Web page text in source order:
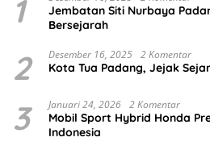
1
Jembatan Siti Nurbaya
Bersejarah
2 Desember 16, 2025 2 Komentar
Kota Tua Padang, Jejak
3 Januari 24, 2026 2 Komentar
Mobil Sport Hybrid Honda
Indonesia